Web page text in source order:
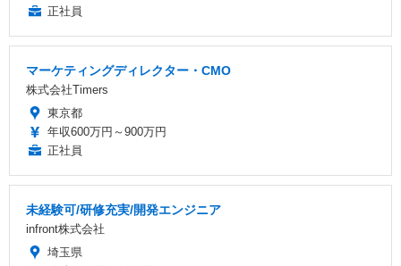
正社員
マーケティングディレクター・CMO
株式会社Timers
東京都
年収600万円～900万円
正社員
未経験可/研修充実/開発エンジニア
infront株式会社
埼玉県